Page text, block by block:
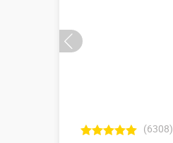
(6308)